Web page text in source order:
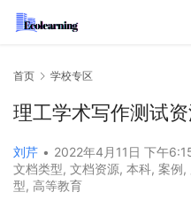
首页 学校专区
理工学术写作测试
刘芹 • 2022年4月11日 下午
文档类型, 文档资源, 本科, 案例,
型, 高等教育